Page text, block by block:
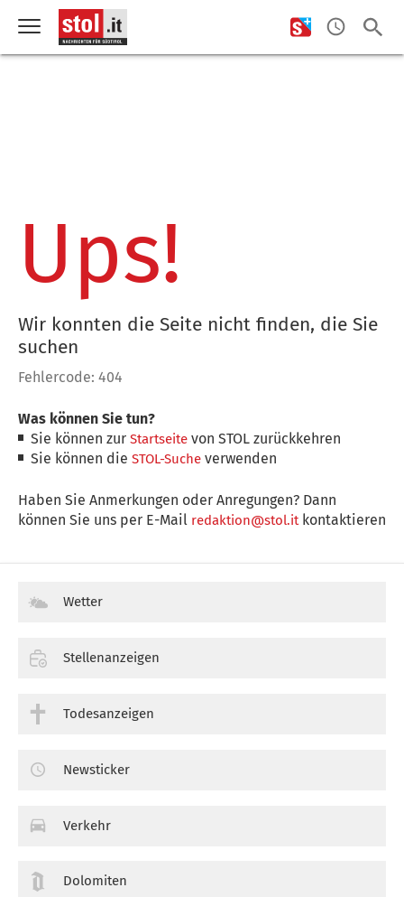
Ups!
Wir konnten die Seite nicht finden, die Sie
suchen
Fehlercode: 404
Was können Sie tun?
Sie können zurStartseite von STOL zurückkehren
Sie können dieSTOL-Suche verwenden
Haben Sie Anmerkungen oder Anregungen? Dann
können Sie uns per E-Mail redaktion@stol.itkontaktieren
Wetter
Stellenanzeigen
Todesanzeigen
Newsticker
Verkehr
Dolomiten